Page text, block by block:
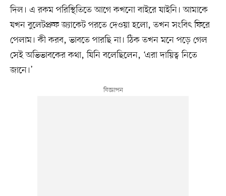
দিল। এ রকম পরিস্থিতিতে আগে কখনো বাইরে যাইনি। আমাকে
যখন বুলেটপ্রুফ জ্যাকেট পরতে দেওয়া হলো, তখন সংবিৎ ফিরে
পেলাম। কী করব, ভাবতে পারছি না। ঠিক তখন মনে পড়ে গেল
সেই অভিভাবকের কথা, যিনি বলেছিলেন, ‘এরা দায়িত্ব নিতে
জানে।’